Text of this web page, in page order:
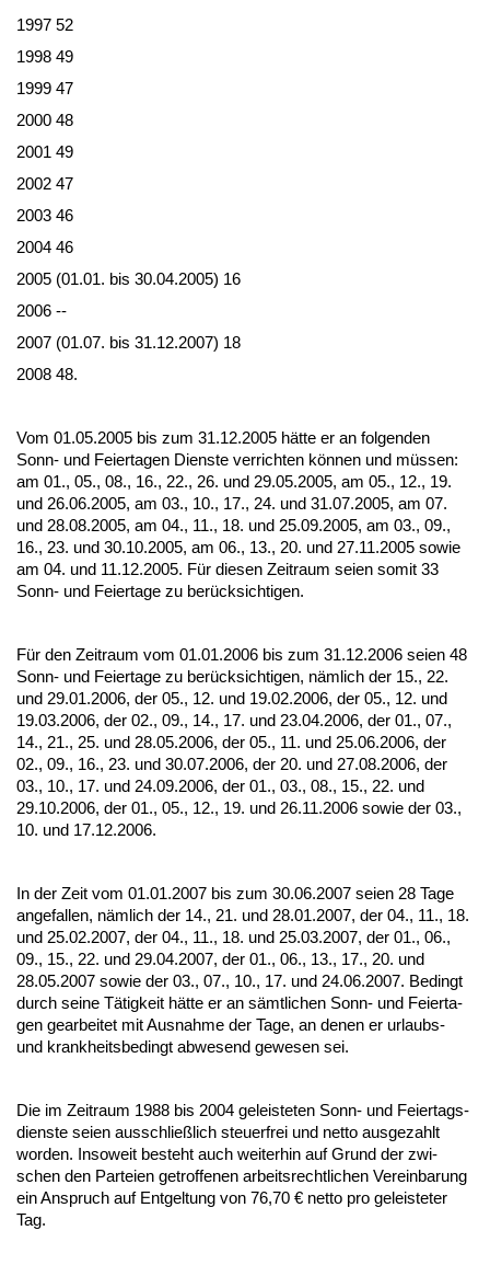
1997 52
1998 49
1999 47
2000 48
2001 49
2002 47
2003 46
2004 46
2005 (01.01. bis 30.04.2005) 16
2006 --
2007 (01.07. bis 31.12.2007) 18
2008 48.
Vom 01.05.2005 bis zum 31.12.2005 hätte er an fol­gen­den
Sonn- und Fei­er­ta­gen Diens­te ver­rich­ten können und müssen:
am 01., 05., 08., 16., 22., 26. und 29.05.2005, am 05., 12., 19.
und 26.06.2005, am 03., 10., 17., 24. und 31.07.2005, am 07.
und 28.08.2005, am 04., 11., 18. und 25.09.2005, am 03., 09.,
16., 23. und 30.10.2005, am 06., 13., 20. und 27.11.2005 so­wie
am 04. und 11.12.2005. Für die­sen Zeit­raum sei­en so­mit 33
Sonn- und Fei­er­ta­ge zu berück­sich­ti­gen.
Für den Zeit­raum vom 01.01.2006 bis zum 31.12.2006 sei­en 48
Sonn- und Fei­er­ta­ge zu berück­sich­ti­gen, nämlich der 15., 22.
und 29.01.2006, der 05., 12. und 19.02.2006, der 05., 12. und
19.03.2006, der 02., 09., 14., 17. und 23.04.2006, der 01., 07.,
14., 21., 25. und 28.05.2006, der 05., 11. und 25.06.2006, der
02., 09., 16., 23. und 30.07.2006, der 20. und 27.08.2006, der
03., 10., 17. und 24.09.2006, der 01., 03., 08., 15., 22. und
29.10.2006, der 01., 05., 12., 19. und 26.11.2006 so­wie der 03.,
10. und 17.12.2006.
In der Zeit vom 01.01.2007 bis zum 30.06.2007 sei­en 28 Ta­ge
an­ge­fal­len, nämlich der 14., 21. und 28.01.2007, der 04., 11., 18.
und 25.02.2007, der 04., 11., 18. und 25.03.2007, der 01., 06.,
09., 15., 22. und 29.04.2007, der 01., 06., 13., 17., 20. und
28.05.2007 so­wie der 03., 07., 10., 17. und 24.06.2007. Be­dingt
durch sei­ne Tätig­keit hätte er an sämt­li­chen Sonn- und Fei­er­ta­
gen ge­ar­bei­tet mit Aus­nah­me der Ta­ge, an de­nen er ur­laubs-
und krank­heits­be­dingt ab­we­send ge­we­sen sei.
Die im Zeit­raum 1988 bis 2004 ge­leis­te­ten Sonn- und Fei­er­tags­
diens­te sei­en aus­sch­ließlich steu­er­frei und net­to aus­ge­zahlt
wor­den. In­so­weit be­steht auch wei­ter­hin auf Grund der zwi­
schen den Par­tei­en ge­trof­fe­nen ar­beits­recht­li­chen Ver­ein­ba­rung
ein An­spruch auf Ent­gel­tung von 76,70 € net­to pro ge­leis­te­ter
Tag.